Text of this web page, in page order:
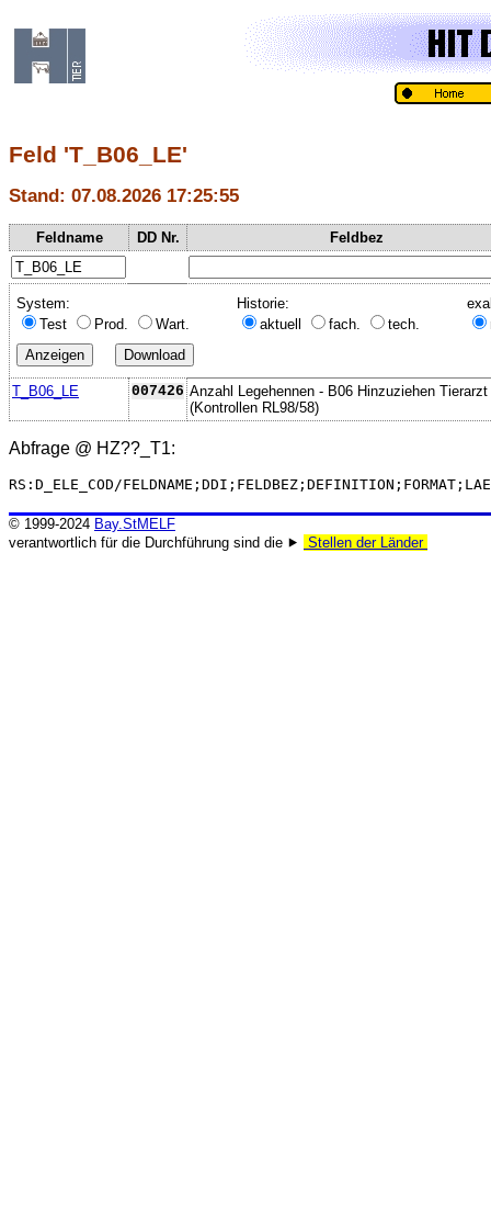
Feld 'T_B06_LE'
Stand: 07.08.2026 17:25:55
Feldname DD Nr. Feldbez
System:
Test
Prod. Wart.
Historie:
aktuell
fach. tech.
T_B06_LE 007426 Anzahl Legehennen - B06 Hinzuziehen Tierarzt
(Kontrollen RL98/58)
Abfrage @ HZ??_T1:
RS:D_ELE_COD/
© 1999-2024 Bay.StMELF
verantwortlich für die Durchführung sind die ⯈
Stellen der Länder